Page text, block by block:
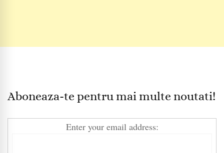
Aboneaza-te pentru mai multe noutati!
Enter your email address: